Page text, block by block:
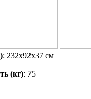
: 232x92x37 см
(кг): 75